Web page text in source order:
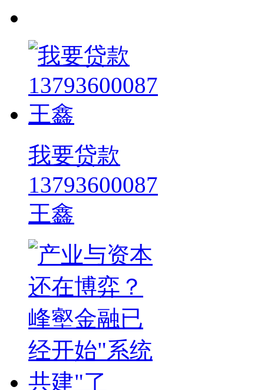
我要贷款
13793600087
王鑫